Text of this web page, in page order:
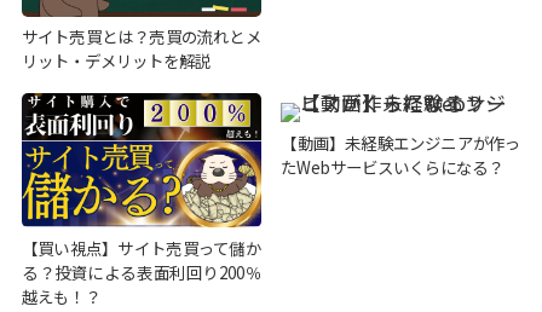
サイト売買とは？売買の流れとメ
リット・デメリットを解説
【買い視点】サイト売買って儲か
る？投資による表面利回り200％
越えも！？
【動画】未経験エンジニアが作っ
たWebサービスいくらになる？